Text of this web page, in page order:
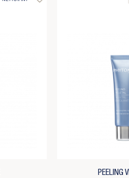
PEELING